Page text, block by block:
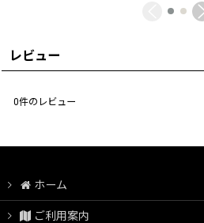
レビュー
0件のレビュー
ホーム
ご利用案内